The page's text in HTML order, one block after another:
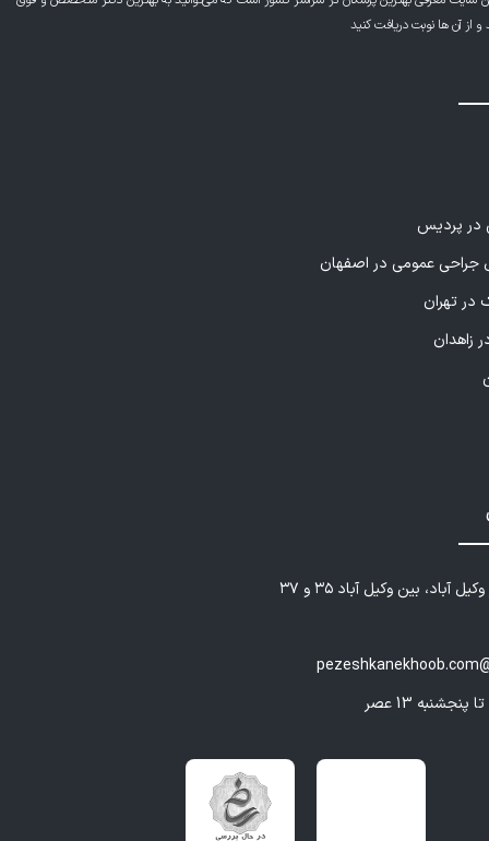
آن ها نوبت دریافت کنید
در پردیس
عمومی در اصفهان
در تهران
زاهدان
آباد، بین وکیل آباد ۳۵ و ۳۷